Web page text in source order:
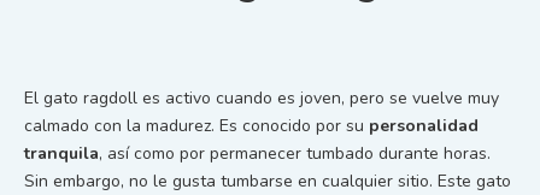
El gato ragdoll es activo cuando es joven, pero se vuelve muy
calmado con la madurez. Es conocido por su personalidad
tranquila, así como por permanecer tumbado durante horas.
Sin embargo, no le gusta tumbarse en cualquier sitio. Este gato